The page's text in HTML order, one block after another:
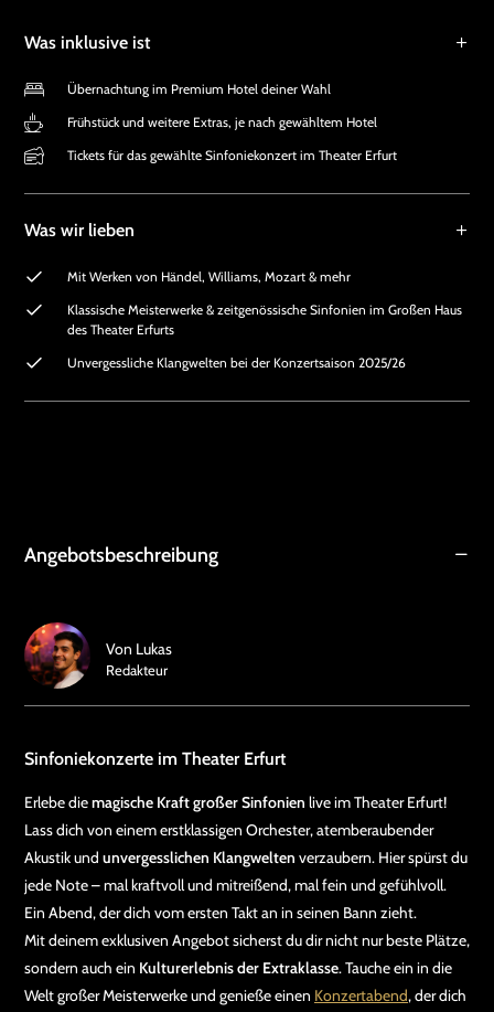
Was inklusive ist
Übernachtung im Premium Hotel deiner Wahl
Frühstück und weitere Extras, je nach gewähltem Hotel
Tickets für das gewählte Sinfoniekonzert im Theater Erfurt
Was wir lieben
Mit Werken von Händel, Williams, Mozart & mehr
Klassische Meisterwerke & zeitgenössische Sinfonien im Großen Haus
des Theater Erfurts
Unvergessliche Klangwelten bei der Konzertsaison 2025/26
Angebotsbeschreibung
Sinfoniekonzerte im Theater Erfurt
Erlebe diemagische Kraft großer Sinfonien live im Theater Erfurt!
Lass dich von einem erstklassigen Orchester, atemberaubender
Akustik und unvergesslichen Klangwelten verzaubern. Hier spürst du
jede Note – mal kraftvoll und mitreißend, mal fein und gefühlvoll.
Ein Abend, der dich vom ersten Takt an in seinen Bann zieht.
Mit deinem exklusiven Angebot sicherst du dir nicht nur beste Plätze,
sondern auch ein Kulturerlebnis der Extraklasse. Tauche ein in die
Welt großer Meisterwerke und genieße einen Konzertabend, der dich
Von Lukas
Redakteur